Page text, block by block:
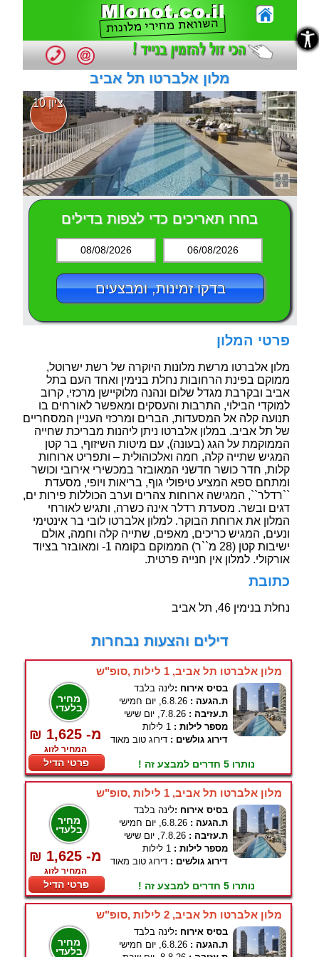
מלון אלברטו תל אביב
ציון 10
בחרו תאריכים כדי לצפות בדילים
08/08/2026 06/08/2026
בדקו זמינות, ומבצעים
פרטי המלון
מלון אלברטו מרשת מלונות היוקרה של רשת ישרוטל,
ממוקם בפינת הרחובות נחלת בנימין ואחד העם בתל
אביב ובקרבת מגדל שלום ונהנה מלוקיישן מרכזי, קרוב
למוקדי הבילוי, התרבות והעסקים ומאפשר לאורחים בו
תנועה קלה אל המסעדות, הברים ומרכזי העניין המסחריים
של תל אביב. במלון אלברטו ניתן ליהנות מבריכת שחייה
הממוקמת על הגג (בעונה), עם מיטות השיזוף, בר קטן
המגיש שתייה קלה, חמה ואלכוהולית – ותפריט ארוחות
קלות, חדר כושר חדשני המאובזר במכשירי אירובי וכושר
ומתחם ספא המציע טיפולי גוף, בריאות ויופי, מסעדת
``רדלר``, המגישה ארוחות צהרים וערב הכוללות פירות ים,
דגים ובשר. מסעדת רדלר אינה כשרה, ותגיש לאורחי
המלון את ארוחת הבוקר. למלון אלברטו לובי בר אינטימי
ונעים, המגיש כריכים, מאפים, שתייה קלה וחמה, אולם
ישיבות קטן (28 מ``ר) הממוקם בקומה 1- ומאובזר בציוד
אורקולי. למלון אין חנייה פרטית.
כתובת
נחלת בנימין 46, תל אביב
דילים והצעות נבחרות
מלון אלברטו תל אביב, 1 לילות ,סופ"ש
מחיר
בלעדי
₪ 1,625 -מ
המחיר לזוג
פרטי הדיל
בסיס אירוח :לינה בלבד
ת.הגעה : 6.8.26, יום חמישי
ת.עזיבה : 7.8.26, יום שישי
מספר לילות : 1 לילות
דירוג גולשים : דירוג טוב מאוד
נותרו 5 חדרים למבצע זה !
מלון אלברטו תל אביב, 1 לילות ,סופ"ש
מחיר
בלעדי
₪ 1,625 -מ
המחיר לזוג
פרטי הדיל
בסיס אירוח :לינה בלבד
ת.הגעה : 6.8.26, יום חמישי
ת.עזיבה : 7.8.26, יום שישי
מספר לילות : 1 לילות
דירוג גולשים : דירוג טוב מאוד
נותרו 5 חדרים למבצע זה !
מלון אלברטו תל אביב, 2 לילות ,סופ"ש
מחיר
בלעדי
בסיס אירוח :לינה בלבד
ת.הגעה : 6.8.26, יום חמישי
נגישות
נגישות